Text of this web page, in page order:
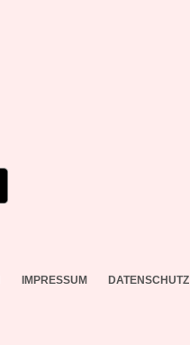
IMPRESSUM DATENSCHUTZ